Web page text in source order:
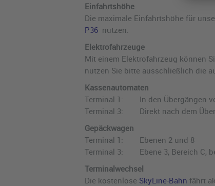
Einfahrtshöhe
Die maximale Einfahrtshöhe für
P36nutzen.
Elektrofahrzeuge
Mit einem Elektrofahrzeug können
nutzen Sie bitte ausschließlich die
Kassenautomaten
Terminal 1: In den Übergängen
Terminal 3: Direkt nach dem
Gepäckwagen
Terminal 1: Ebenen 2 und 8
Terminal 3: Ebene 3, Bereich C,
Terminalwechsel
Die kostenlose SkyLine-Bahn fährt